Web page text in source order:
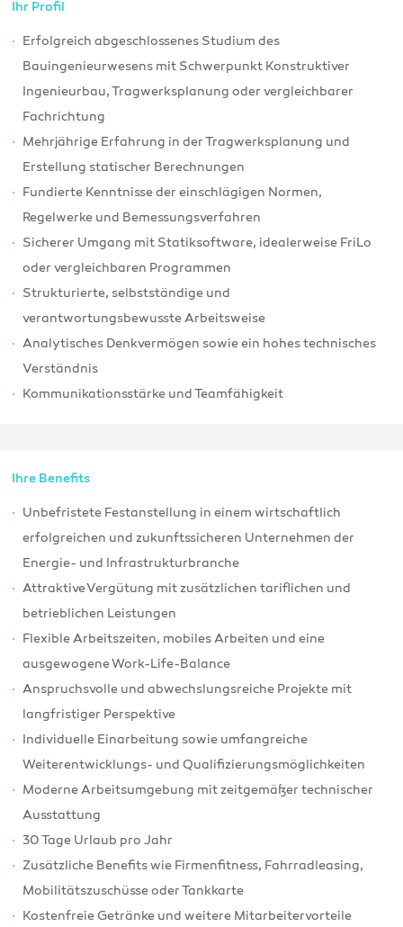
Ihr Profil
Erfolgreich abgeschlossenes Studium des
Bauingenieurwesens mit Schwerpunkt Konstruktiver
Ingenieurbau, Tragwerksplanung oder vergleichbarer
Fachrichtung
Mehrjährige Erfahrung in der Tragwerksplanung und
Erstellung statischer Berechnungen
Fundierte Kenntnisse der einschlägigen Normen,
Regelwerke und Bemessungsverfahren
Sicherer Umgang mit Statiksoftware, idealerweise FriLo
oder vergleichbaren Programmen
Strukturierte, selbstständige und
verantwortungsbewusste Arbeitsweise
Analytisches Denkvermögen sowie ein hohes technisches
Verständnis
Kommunikationsstärke und Teamfähigkeit
Ihre Benefits
Unbefristete Festanstellung in einem wirtschaftlich
erfolgreichen und zukunftssicheren Unternehmen der
Energie- und Infrastrukturbranche
Attraktive Vergütung mit zusätzlichen tariflichen und
betrieblichen Leistungen
Flexible Arbeitszeiten, mobiles Arbeiten und eine
ausgewogene Work-Life-Balance
Anspruchsvolle und abwechslungsreiche Projekte mit
langfristiger Perspektive
Individuelle Einarbeitung sowie umfangreiche
Weiterentwicklungs- und Qualifizierungsmöglichkeiten
Moderne Arbeitsumgebung mit zeitgemäßer technischer
Ausstattung
30 Tage Urlaub pro Jahr
Zusätzliche Benefits wie Firmenfitness, Fahrradleasing,
Mobilitätszuschüsse oder Tankkarte
Kostenfreie Getränke und weitere Mitarbeitervorteile